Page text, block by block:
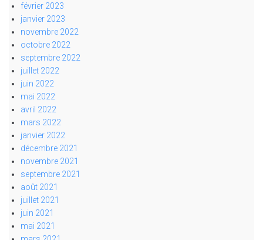
février 2023
janvier 2023
novembre 2022
octobre 2022
septembre 2022
juillet 2022
juin 2022
mai 2022
avril 2022
mars 2022
janvier 2022
décembre 2021
novembre 2021
septembre 2021
août 2021
juillet 2021
juin 2021
mai 2021